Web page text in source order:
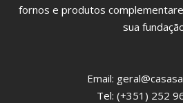
fornos e produtos
sua
Email:
Tel: (+351) 252